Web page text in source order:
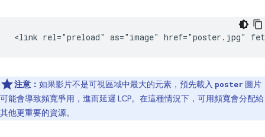
注意： 如果影片不是可視區域中最大的元素，預先載入 poster 圖片
可能會導致頻寬爭用，進而延遲 LCP。在這種情況下，可用頻寬會分配給
其他更重要的資源。